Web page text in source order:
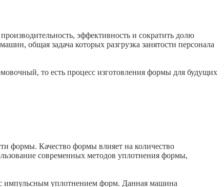
эффективность и сократить долю
общая задача которых разгрузка занятости персонала
то есть процесс изготовления формы для будущих
формы. Качество формы влияет на количество
современных методов уплотнения формы,
импульсным уплотнением форм. Данная машина